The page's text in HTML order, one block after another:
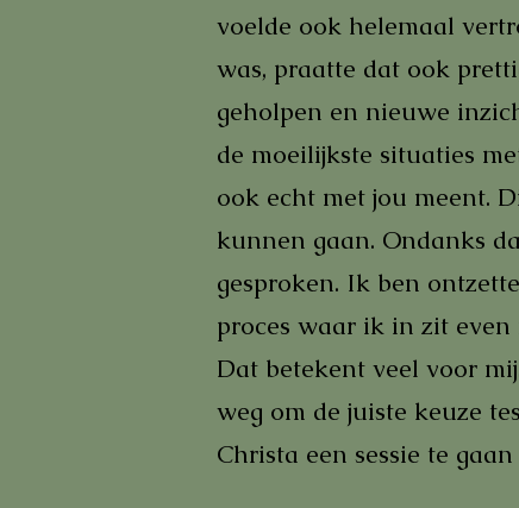
voelde ook helemaal
was, praatte dat ook
geholpen en nieuwe
de moeilijkste situaties
ook echt met jou meent.
kunnen gaan. Ondanks
gesproken. Ik ben
proces waar ik in zit
Dat betekent veel voor
weg om de juiste keuze
Christa een sessie te